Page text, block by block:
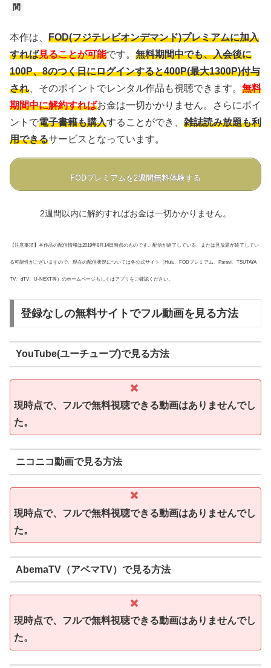
間
本作は、 FOD(フジテレビオンデマンド)プレミアムに加入
すれば見ることが可能です。 無料期間中でも、入会後に
100P、8のつく日にログインすると400P(最大1300P)付与
され 、そのポイントでレンタル作品も視聴できます。 無料
期間中に解約すればお金は一切かかりません。さらにポイ
ントで電子書籍も購入することができ、 雑誌読み放題も利
用できるサービスとなっています。
FODプレミアムを2週間無料体験する
2週間以内に解約すればお金は一切かかりません。
【注意事項】本作品の配信情報は2019年8月14日時点のものです。配信が終了している、または見放題が終了してい
る可能性がございますので、現在の配信状況については各公式サイト（Hulu、FODプレミアム、Paravi、TSUTAYA
TV、dTV、U-NEXT等）のホームページもしくはアプリをご確認ください。
登録なしの無料サイトでフル動画を見る方法
YouTube(ユーチューブ)で見る方法
現時点で、フルで無料視聴できる動画はありませんでし
た。
ニコニコ動画で見る方法
現時点で、フルで無料視聴できる動画はありませんでし
た。
AbemaTV（アベマTV）で見る方法
現時点で、フルで無料視聴できる動画はありませんでし
た。